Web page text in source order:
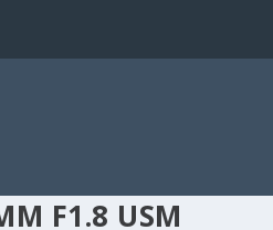
F1.8 USM